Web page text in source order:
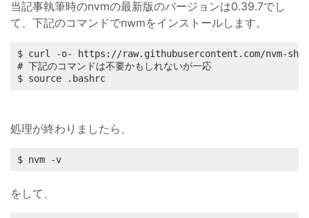
当記事執筆時のnvmの最新版のバージョンは0.39.7でし
て、下記のコマンドでnwmをインストールします。
$ curl -o- https://raw.githubusercontent.com/nvm-sh/
# 下記のコマンドは不要かもしれないが一応
$ source .bashrc
処理が終わりましたら、
$ nvm -v
をして、